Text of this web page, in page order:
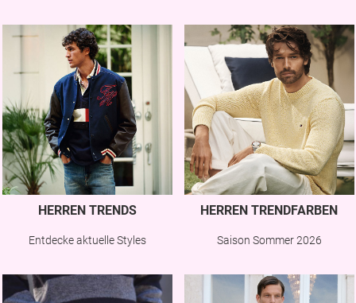
HERREN TRENDS
Entdecke aktuelle Styles
HERREN TRENDFARBEN
Saison Sommer 2026